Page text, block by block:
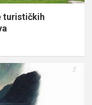
turističkih